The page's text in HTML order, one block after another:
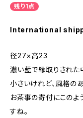
残り1点
International
径27×高23
濃い藍で縁取りされた
小さいけれど、風格の
お茶事の寄付にこのよ
すね。